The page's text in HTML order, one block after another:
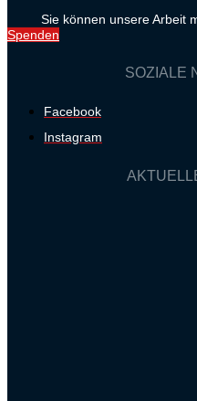
Sie können unsere Arbeit
Spenden
SOZIALE
Facebook
Instagram